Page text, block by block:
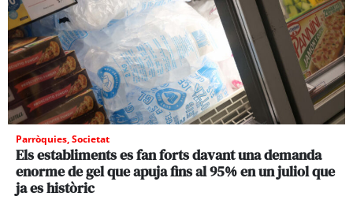
Parròquies,Societat
Els establiments es fan forts davant una demanda
enorme de gel que apuja fins al 95% en un juliol que
ja es històric